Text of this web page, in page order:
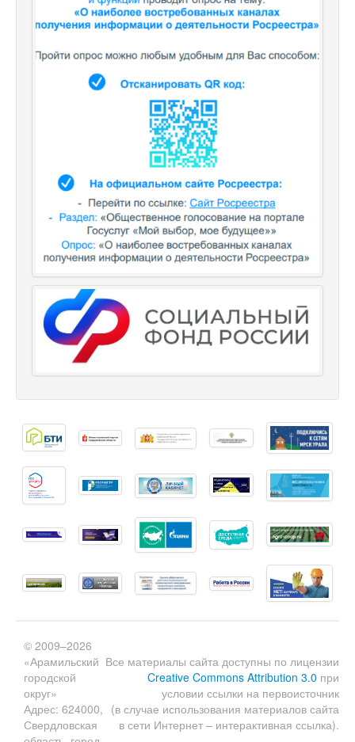
Все материалы сайта доступны по лицензии
Creative Commons Attribution 3.0 при
условии ссылки на первоисточник
(в случае использования материалов сайта
в сети Интернет – интерактивная ссылка).
© 2009–2026
«Арамильский
городской
округ»
Адрес: 624000,
Свердловская